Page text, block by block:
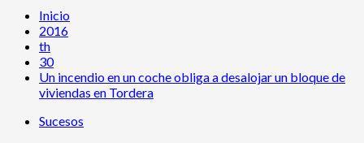
Inicio
2016
th
30
Un incendio en un coche obliga a desalojar un bloque de
viviendas en Tordera
Sucesos